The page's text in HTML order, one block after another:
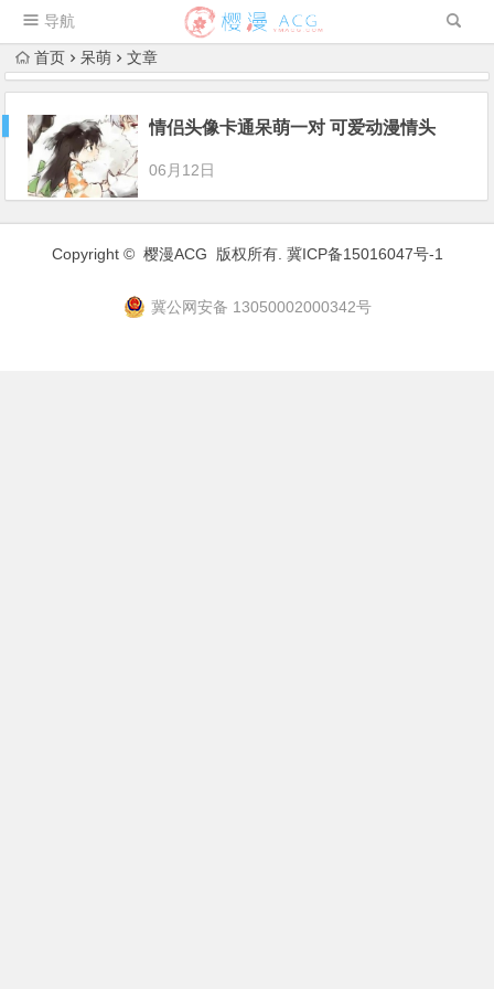
导航
首页 呆萌 文章
情侣头像卡通呆萌一对 可爱动漫情头
06月12日
Copyright © 樱漫ACG 版权所有. 冀ICP备15016047号-1
冀公网安备 13050002000342号